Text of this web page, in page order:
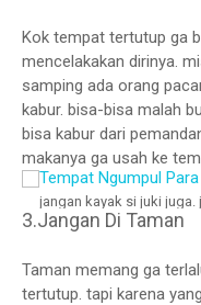
Kok tempat tertutup ga
mencelakakan dirinya.
samping ada orang
kabur. bisa-bisa malah
bisa kabur dari
makanya ga usah ke
jangan kayak si juki juga.
3.Jangan Di Taman
Taman memang ga
tertutup. tapi karena